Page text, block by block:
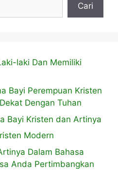
Cari
laki Dan Memiliki
Bayi Perempuan Kristen
Dengan Tuhan
Bayi Kristen dan Artinya
Modern
Dalam Bahasa
Anda Pertimbangkan